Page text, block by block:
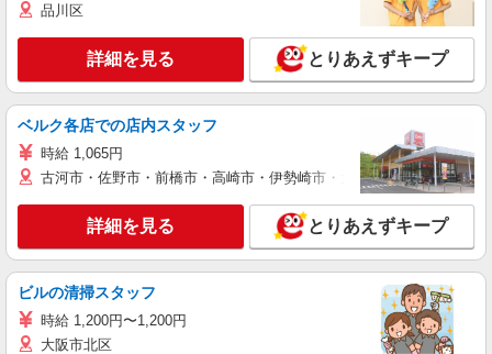
品川区
詳細を見る とりあえずキープ
ベルク各店での店内スタッフ
時給 1,065円
古河市・佐野市・前橋市・高崎市・伊勢崎市・太田市・館林市・藤
詳細を見る とりあえずキープ
ビルの清掃スタッフ
時給 1,200円〜1,200円
大阪市北区